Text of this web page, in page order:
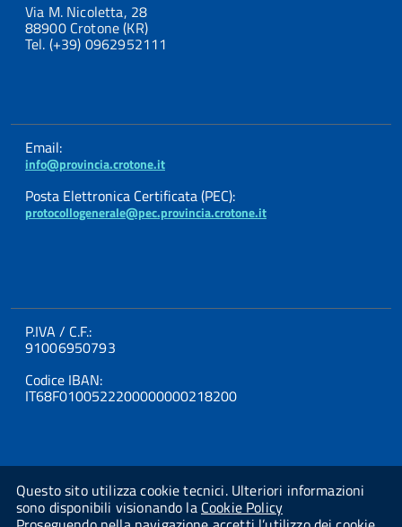
Questo sito utilizza cookie tecnici. Ulteriori informazioni
sono disponibili visionando la Cookie Policy
Via M. Nicoletta, 28
88900 Crotone (KR)
Tel. (+39) 0962952111
Email:
info@provincia.crotone.it
Posta Elettronica Certificata (PEC):
protocollogenerale@pec.provincia.crotone.it
P.IVA / C.F.:
91006950793
Codice IBAN:
IT68F0100522200000000218200